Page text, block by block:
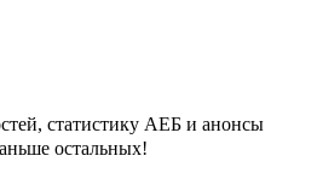
статистику АЕБ и анонсы
остальных!